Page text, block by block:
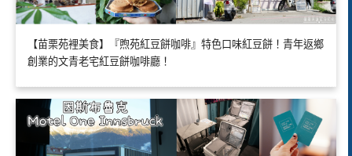
【苗栗苑裡美食】『煦苑紅豆餅咖啡』特色口味紅豆餅！青年返鄉
創業的文青老宅紅豆餅咖啡廳！